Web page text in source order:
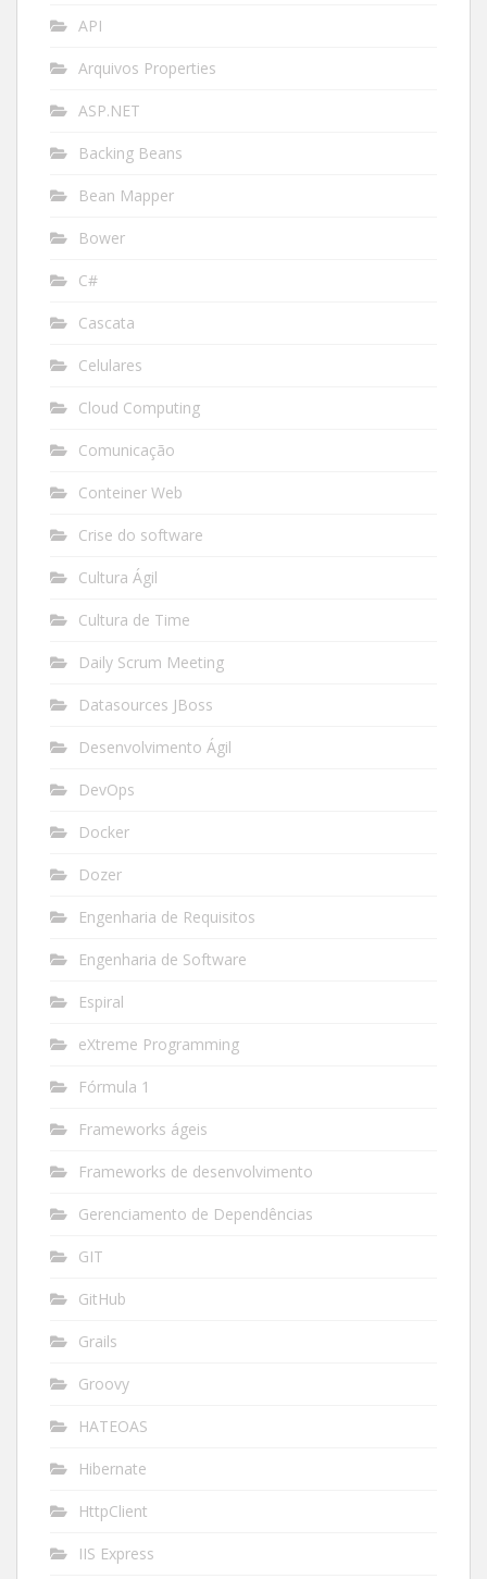
API
Arquivos Properties
ASP.NET
Backing Beans
Bean Mapper
Bower
C#
Cascata
Celulares
Cloud Computing
Comunicação
Conteiner Web
Crise do software
Cultura Ágil
Cultura de Time
Daily Scrum Meeting
Datasources JBoss
Desenvolvimento Ágil
DevOps
Docker
Dozer
Engenharia de Requisitos
Engenharia de Software
Espiral
eXtreme Programming
Fórmula 1
Frameworks ágeis
Frameworks de desenvolvimento
Gerenciamento de Dependências
GIT
GitHub
Grails
Groovy
HATEOAS
Hibernate
HttpClient
IIS Express